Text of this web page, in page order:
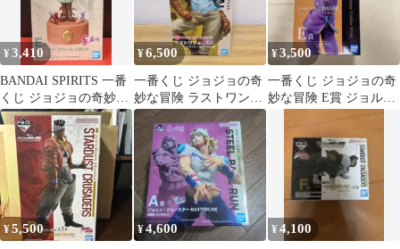
¥3,410
BANDAI SPIRITS 一番
くじ ジョジョの奇妙な
冒険 STEEL BALL RUN
SBR E賞 スティーブ
ン・スティール 小物入
¥6,500
一番くじ ジョジョの奇
妙な冒険 ラストワン賞
ディエゴ・ブランドー
とオマケ付き
¥3,500
一番くじ ジョジョの奇
妙な冒険 E賞 ジョル
¥5,500 ¥4,600 ¥4,100